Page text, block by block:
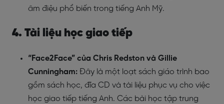
âm điệu phổ biến trong tiếng Anh Mỹ.
4. Tài liệu học giao tiếp
“Face2Face” của Chris Redston và Gillie
Cunningham: Đây là một loạt sách giáo trình bao
gồm sách học, đĩa CD và tài liệu phục vụ cho việc
học giao tiếp tiếng Anh. Các bài học tập trung